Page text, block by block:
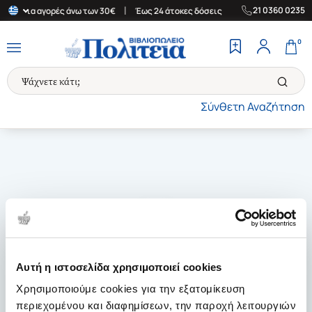
Αυτή η ιστοσελίδα χρησιμοποιεί cookies
Χρησιμοποιούμε cookies για την εξατομίκευση
περιεχομένου και διαφημίσεων, την παροχή λειτουργιών
για αγορές άνω των 30€ Έως 24 άτοκες δόσεις | Δωρεάν
21 0360 0235
Σύνθετη Αναζήτηση
0